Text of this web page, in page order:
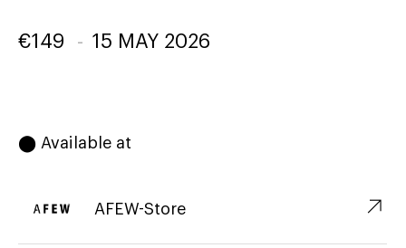
€149 - 15 MAY 2026
⬤ Available at
AFEW-Store ↗︎